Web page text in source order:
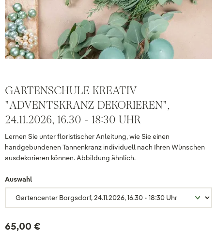
GARTENSCHULE KREATIV
"ADVENTSKRANZ DEKORIEREN",
24.11.2026, 16.30 - 18:30 UHR
Lernen Sie unter floristischer Anleitung, wie Sie einen
handgebundenen Tannenkranz individuell nach Ihren Wünschen
ausdekorieren können. Abbildung ähnlich.
Auswahl
65,00 €